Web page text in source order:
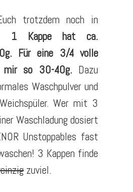
trotzdem noch in
1 Kappe hat ca.
Für eine 3/4 volle
mir so 30-40g. Dazu
Waschpulver und
Wer mit 3
Waschladung dosiert
Unstoppables fast
3 Kappen finde
zuviel.